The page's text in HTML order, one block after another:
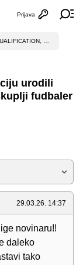
Otvori
Prijava
urodili
fudbaler
29.03.26. 14:37
novinaru!!
daleko
tako